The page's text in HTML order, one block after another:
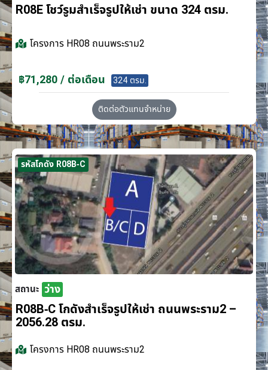
R08E โชว์รูมสำเร็จรูปให้เช่า ขนาด 324 ตรม.
โครงการ HR08 ถนนพระราม2
฿71,280 / ต่อเดือน 324 ตรม.
ติดต่อตัวแทนจำหน่าย
รหัสโกดัง R08B-C
สถานะ ว่าง
R08B-C โกดังสำเร็จรูปให้เช่า ถนนพระราม2 –
2056.28 ตรม.
โครงการ HR08 ถนนพระราม2